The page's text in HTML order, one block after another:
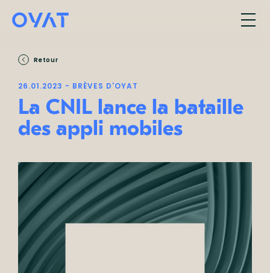
Retour
26.01.2023 - BRÈVES D'OYAT
La CNIL lance la bataille
des appli mobiles